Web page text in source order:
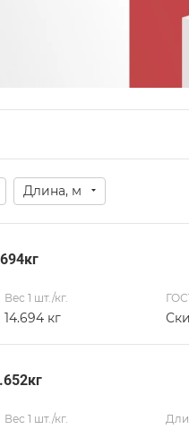
Длина, м
Вес 1 шт./кг.
14.694 кг
Вес 1 шт./кг.